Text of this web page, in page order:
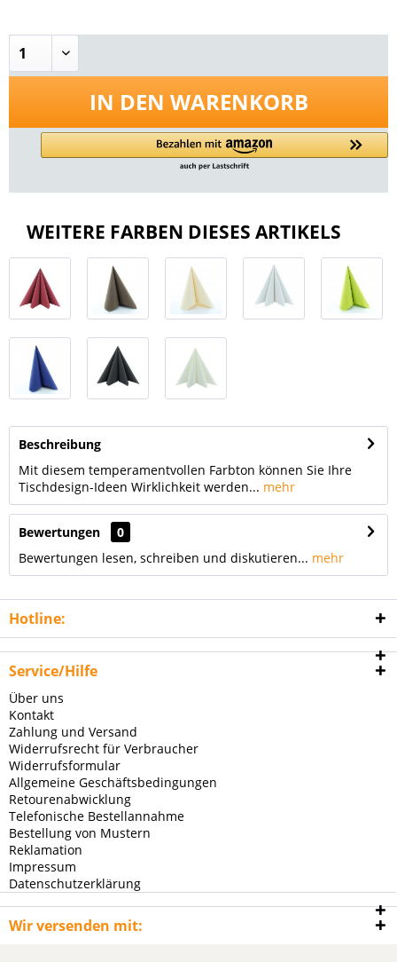
IN DEN WARENKORB
WEITERE FARBEN DIESES ARTIKELS
Beschreibung
Mit diesem temperamentvollen Farbton können Sie Ihre
Tischdesign-Ideen Wirklichkeit werden... mehr
Bewertungen
0
Bewertungen lesen, schreiben und diskutieren... mehr
Hotline:
Service/Hilfe
Über uns
Kontakt
Zahlung und Versand
Widerrufsrecht für Verbraucher
Widerrufsformular
Allgemeine Geschäftsbedingungen
Retourenabwicklung
Telefonische Bestellannahme
Bestellung von Mustern
Reklamation
Impressum
Datenschutzerklärung
Wir versenden mit: